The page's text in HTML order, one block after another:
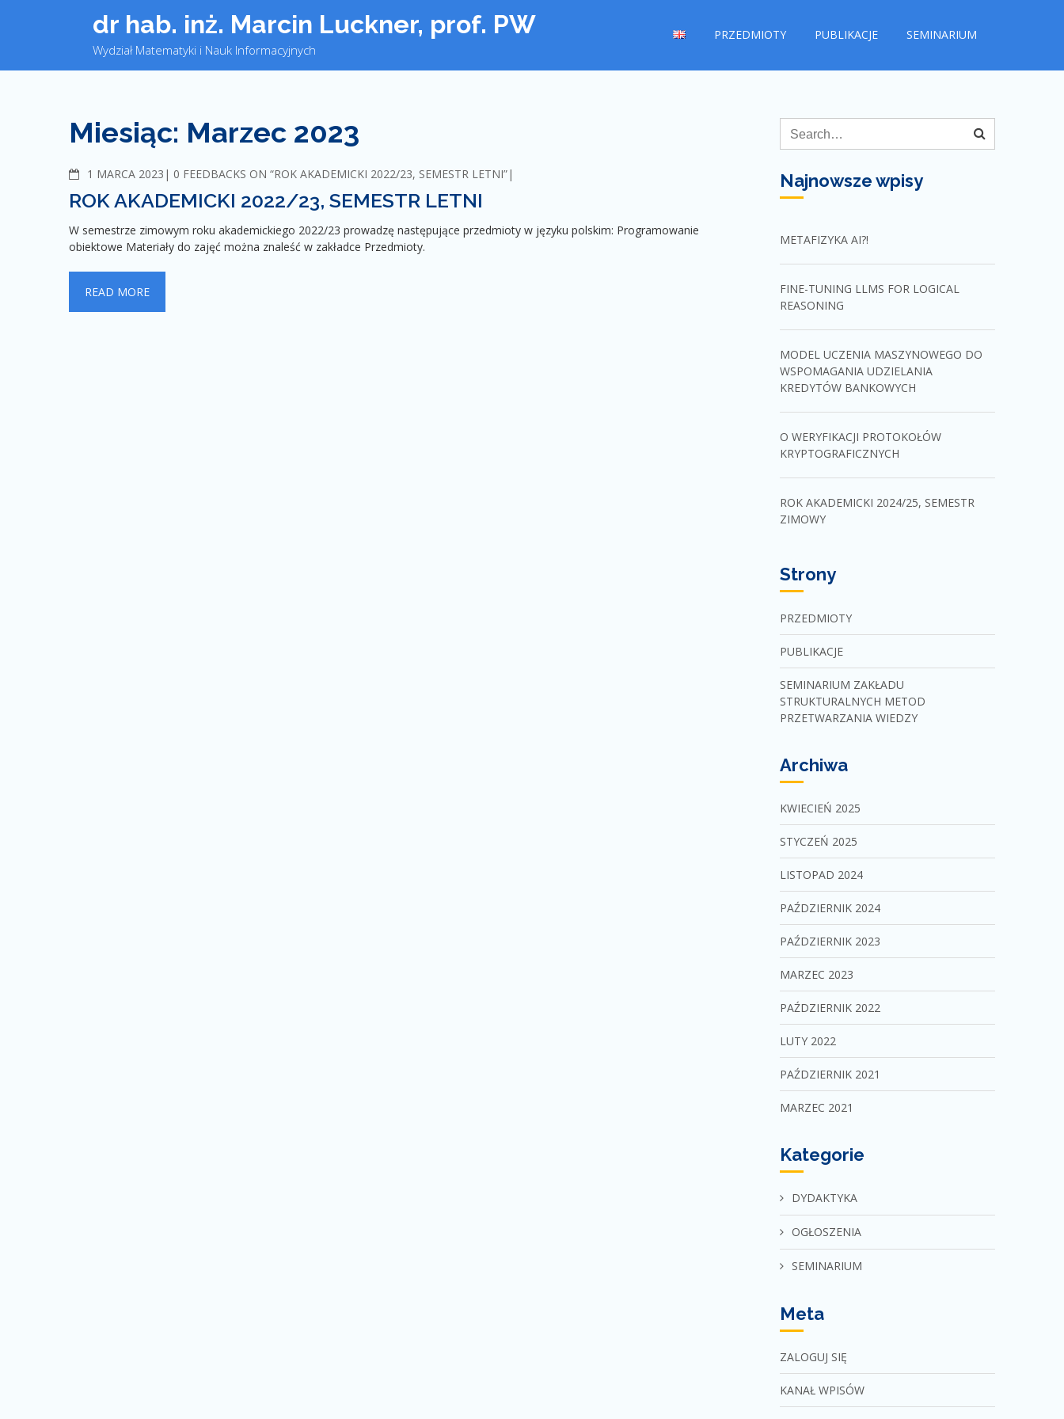
dr hab. inż. Marcin Luckner, prof. PW
Wydział Matematyki i Nauk Informacyjnych
PRZEDMIOTY PUBLIKACJE SEMINARIUM
Miesiąc: Marzec 2023
1 MARCA 2023
C
O
M
E
0 FEEDBACKS ON “ROK AKADEMICKI 2022/23, SEMESTR LETNI”
ROK AKADEMICKI 2022/23, SEMESTR LETNI
W semestrze zimowym roku akademickiego 2022/23 prowadzę następujące przedmioty w języku polskim: Programowanie
obiektowe Materiały do zajęć można znaleść w zakładce Przedmioty.
READ MORE
Najnowsze wpisy
METAFIZYKA AI?!
FINE-TUNING LLMS FOR LOGICAL
REASONING
MODEL UCZENIA MASZYNOWEGO DO
WSPOMAGANIA UDZIELANIA
KREDYTÓW BANKOWYCH
O WERYFIKACJI PROTOKOŁÓW
KRYPTOGRAFICZNYCH
ROK AKADEMICKI 2024/25, SEMESTR
ZIMOWY
Strony
PRZEDMIOTY
PUBLIKACJE
SEMINARIUM ZAKŁADU
STRUKTURALNYCH METOD
PRZETWARZANIA WIEDZY
Archiwa
KWIECIEŃ 2025
STYCZEŃ 2025
LISTOPAD 2024
PAŹDZIERNIK 2024
PAŹDZIERNIK 2023
MARZEC 2023
PAŹDZIERNIK 2022
LUTY 2022
PAŹDZIERNIK 2021
MARZEC 2021
Kategorie
DYDAKTYKA
OGŁOSZENIA
SEMINARIUM
Meta
ZALOGUJ SIĘ
KANAŁ WPISÓW